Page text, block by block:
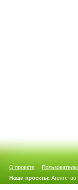
О проекте |
Наши проекты: